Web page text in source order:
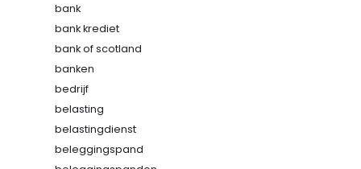
bank
bank krediet
bank of scotland
banken
bedrijf
belasting
belastingdienst
beleggingspand